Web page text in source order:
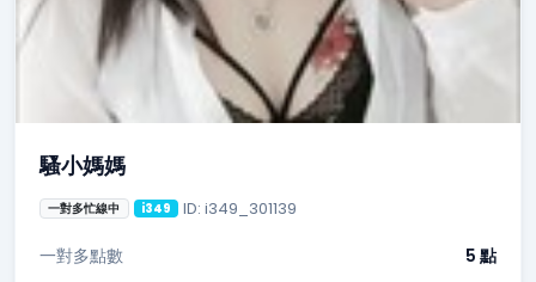
騷小媽媽
一對多忙線中 i349 ID: i349_301139
一對多點數 5 點